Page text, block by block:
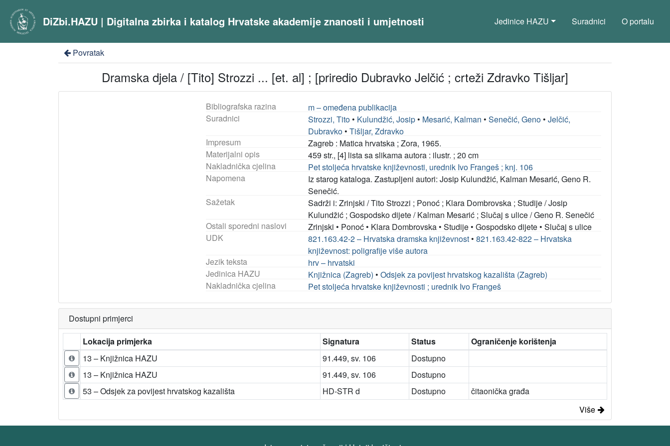
DiZbi.HAZU | Digitalna zbirka i katalog Hrvatske akademije znanosti i umjetnosti Jedinice HAZU Suradnici O portalu
Povratak
Dramska djela / [Tito] Strozzi ... [et. al] ; [priredio Dubravko Jelčić ; crteži Zdravko Tišljar]
Bibliografska razina
m – omeđena publikacija
Suradnici
Strozzi, Tito • Kulundžić, Josip • Mesarić, Kalman •Senečić, Geno •Jelčić,
Dubravko •Tišljar, Zdravko
Impresum
Zagreb : Matica hrvatska ; Zora, 1965.
Materijalni opis
459 str., [4] lista sa slikama autora : ilustr. ; 20 cm
Nakladnička cjelina
Pet stoljeća hrvatske književnosti, urednik Ivo Frangeš ; knj. 106
Napomena
Iz starog kataloga. Zastupljeni autori: Josip Kulundžić, Kalman Mesarić, Geno R.
Senečić.
Sažetak
Sadrži i: Zrinjski / Tito Strozzi ; Ponoć ; Klara Dombrovska ; Studije / Josip
Kulundžić ; Gospodsko dijete / Kalman Mesarić ; Slučaj s ulice / Geno R. Senečić
Ostali sporedni naslovi
Zrinjski • Ponoć • Klara Dombrovska •Studije •Gospodsko dijete •Slučaj s ulice
UDK
821.163.42-2 – Hrvatska dramska književnost •821.163.42-822 – Hrvatska
književnost: poligrafije više autora
Jezik teksta
hrv – hrvatski
Jedinica HAZU
Knjižnica (Zagreb) •Odsjek za povijest hrvatskog kazališta (Zagreb)
Nakladnička cjelina
Pet stoljeća hrvatske književnosti ; urednik Ivo Frangeš
Dostupni primjerci
Lokacija primjerka
Signatura Status
Ograničenje korištenja
13 – Knjižnica HAZU
91.449, sv. 106
Dostupno
13 – Knjižnica HAZU
91.449, sv. 106
Dostupno
53 – Odsjek za povijest hrvatskog kazališta
HD-STR d Dostupno
čitaonička građa
Više